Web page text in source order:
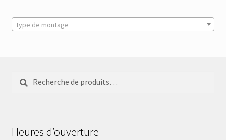
type de montage
Recherche
pour :
Recherche
Heures d’ouverture